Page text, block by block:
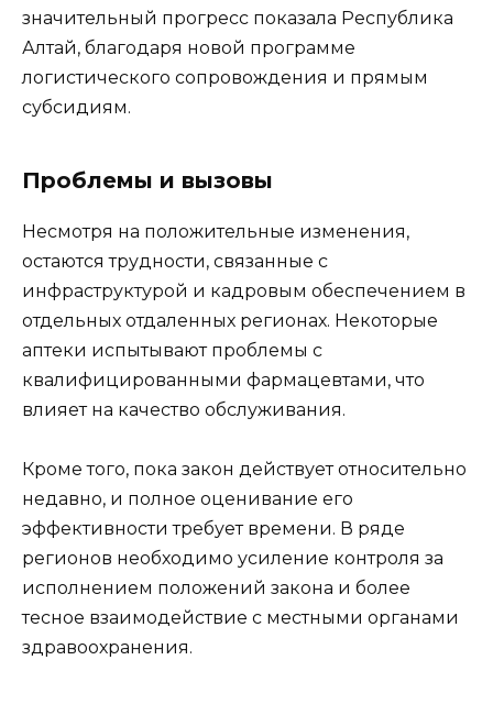
значительный прогресс показала Республика
Алтай, благодаря новой программе
логистического сопровождения и прямым
субсидиям.
Проблемы и вызовы
Несмотря на положительные изменения,
остаются трудности, связанные с
инфраструктурой и кадровым обеспечением в
отдельных отдаленных регионах. Некоторые
аптеки испытывают проблемы с
квалифицированными фармацевтами, что
влияет на качество обслуживания.
Кроме того, пока закон действует относительно
недавно, и полное оценивание его
эффективности требует времени. В ряде
регионов необходимо усиление контроля за
исполнением положений закона и более
тесное взаимодействие с местными органами
здравоохранения.